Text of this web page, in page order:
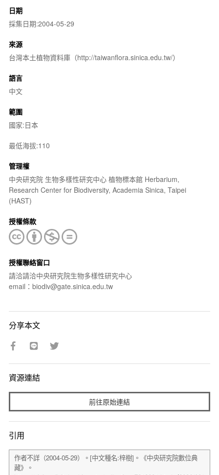
日期
採集日期:2004-05-29
來源
台灣本土植物資料庫（http://taiwanflora.sinica.edu.tw/）
語言
中文
範圍
國家:日本
最低海拔:110
管理權
中央研究院 生物多樣性研究中心 植物標本館 Herbarium,
Research Center for Biodiversity, Academia Sinica, Taipei
(HAST)
授權條款
授權聯絡窗口
請洽請洽中央研究院生物多樣性研究中心
email：biodiv@gate.sinica.edu.tw
分享本文
資源連結
前往原始連結
引用